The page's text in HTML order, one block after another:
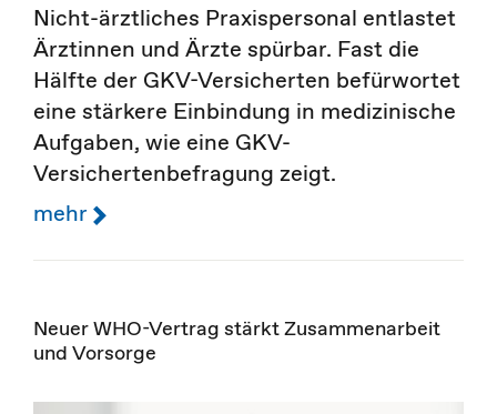
Nicht-ärztliches Praxispersonal entlastet
Ärztinnen und Ärzte spürbar. Fast die
Hälfte der GKV-Versicherten befürwortet
eine stärkere Einbindung in medizinische
Aufgaben, wie eine GKV-
Versichertenbefragung zeigt.
mehr
Neuer WHO-Vertrag stärkt Zusammenarbeit
und Vorsorge